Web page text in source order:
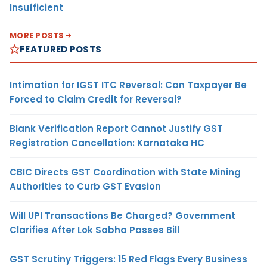
Insufficient
MORE POSTS
FEATURED POSTS
Intimation for IGST ITC Reversal: Can Taxpayer Be
Forced to Claim Credit for Reversal?
Blank Verification Report Cannot Justify GST
Registration Cancellation: Karnataka HC
CBIC Directs GST Coordination with State Mining
Authorities to Curb GST Evasion
Will UPI Transactions Be Charged? Government
Clarifies After Lok Sabha Passes Bill
GST Scrutiny Triggers: 15 Red Flags Every Business